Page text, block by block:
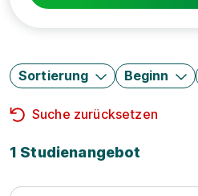
Sortierung Beginn
Suche zurücksetzen
1 Studienangebot